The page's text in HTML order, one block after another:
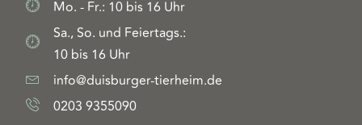
Mo. - Fr.: 10 bis 16 Uhr
Sa., So. und Feiertags.:
10 bis 16 Uhr
info@duisburger-tierheim.de
0203 9355090